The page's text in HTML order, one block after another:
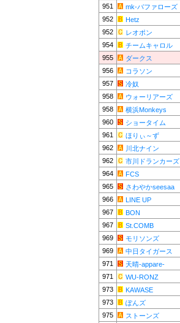
951
mk-バファローズ
952
Hetz
952
レオポン
954
チームキャロル
955
ダークス
956
コラソン
957
冷奴
958
ウォーリアーズ
958
横浜Monkeys
960
ショータイム
961
ほりぃ～ず
962
川北ナイン
962
市川ドランカーズ
964
FCS
965
さわやかseesaa
966
LINE UP
967
BON
967
St.COMB
969
モリソンズ
969
中日タイガース
971
天晴-appare-
971
WU-RONZ
973
KAWASE
973
ぽんズ
975
ストーンズ